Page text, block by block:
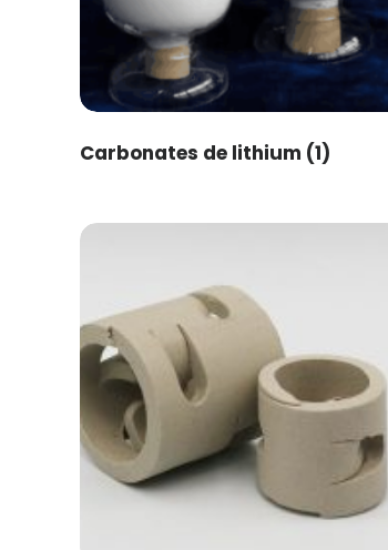
Carbonates de lithium (1)